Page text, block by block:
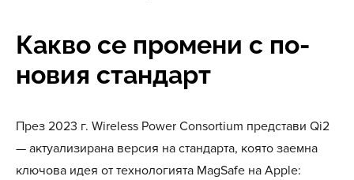
Какво се промени с по-
новия стандарт
През 2023 г. Wireless Power Consortium представи Qi2
— актуализирана версия на стандарта, която заемна
ключова идея от технологията MagSafe на Apple: